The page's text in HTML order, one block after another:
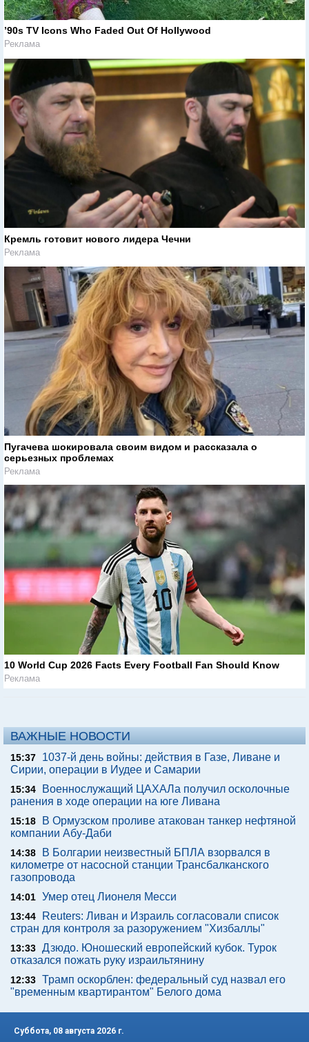
’90s TV Icons Who Faded Out Of Hollywood
Реклама
Кремль готовит нового лидера Чечни
Реклама
Пугачева шокировала своим видом и рассказала о
серьезных проблемах
Реклама
10 World Cup 2026 Facts Every Football Fan Should Know
Реклама
ВАЖНЫЕ НОВОСТИ
15:37
1037-й день войны: действия в Газе, Ливане и
Сирии, операции в Иудее и Самарии
15:34
Военнослужащий ЦАХАЛа получил осколочные
ранения в ходе операции на юге Ливана
15:18
В Ормузском проливе атакован танкер нефтяной
компании Абу-Даби
14:38
В Болгарии неизвестный БПЛА взорвался в
километре от насосной станции Трансбалканского
газопровода
14:01 Умер отец Лионеля Месси
13:44
Reuters: Ливан и Израиль согласовали список
стран для контроля за разоружением "Хизбаллы"
13:33 Дзюдо. Юношеский европейский кубок. Турок
отказался пожать руку израильтянину
12:33 Трамп оскорблен: федеральный суд назвал его
"временным квартирантом" Белого дома
Суббота, 08 августа 2026 г.